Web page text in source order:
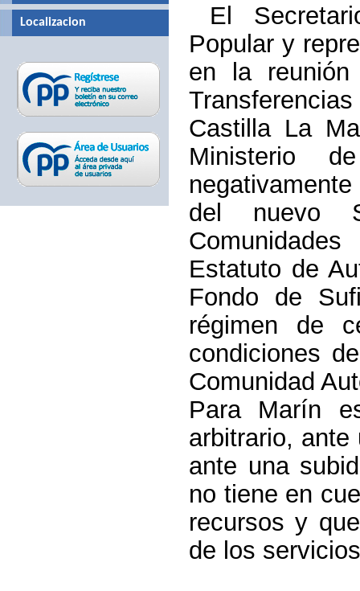
El
Popular y
en la
Castilla La
Ministerio
del nuevo
Estatuto de
Fondo de
régimen de
condiciones
Comunidad
Para Marín
arbitrario, ante
ante una
no tiene en
recursos y
de los
Localizacion